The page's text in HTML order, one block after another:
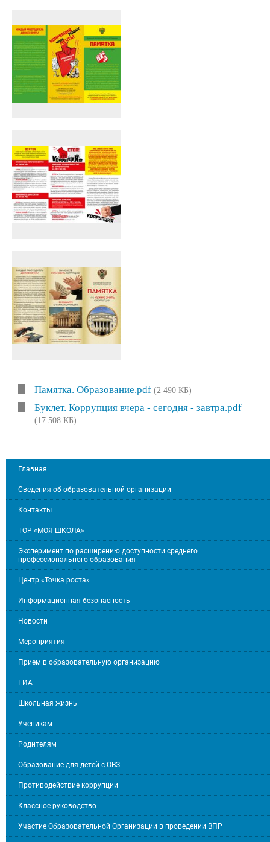
Памятка. Образование.pdf (2 490 КБ)
Буклет. Коррупция вчера - сегодня - завтра.pdf
(17 508 КБ)
Главная
Сведения об образовательной организации
Контакты
ТОР «МОЯ ШКОЛА»
Эксперимент по расширению доступности среднего
профессионального образования
Центр «Точка роста»
Информационная безопасность
Новости
Мероприятия
Прием в образовательную организацию
ГИА
Школьная жизнь
Ученикам
Родителям
Образование для детей с ОВЗ
Противодействие коррупции
Классное руководство
Участие Образовательной Организации в проведении ВПР